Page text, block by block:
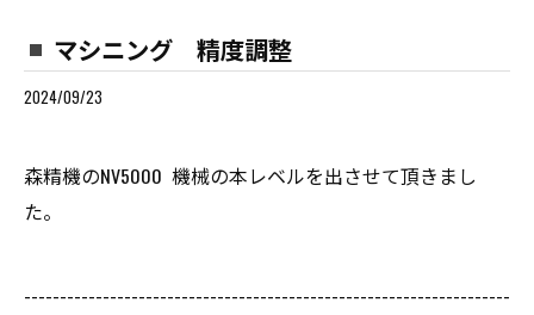
マシニング 精度調整
2024/09/23
森精機のNV5000 機械の本レベルを出させて頂きまし
た。
--------------------------------------------------------------------